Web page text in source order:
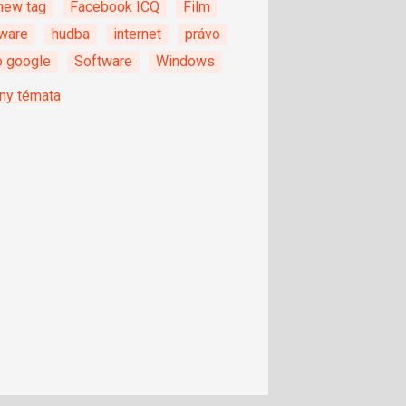
tag Facebook ICQ
Film
hudba internet
právo
google
Software
Windows
témata